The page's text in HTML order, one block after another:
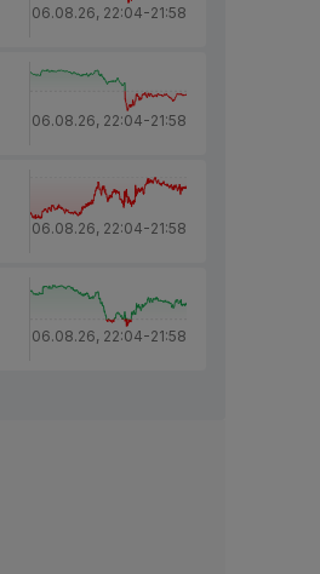
06.08.26, 22:04-21:58
06.08.26, 22:04-21:58
06.08.26, 22:04-21:58
06.08.26, 22:04-21:58